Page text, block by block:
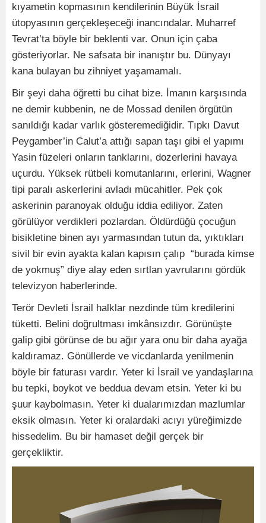
kıyametin kopmasının kendilerinin Büyük İsrail
ütopyasının gerçekleşeceği inancındalar. Muharref
Tevrat’ta böyle bir beklenti var. Onun için çaba
gösteriyorlar. Ne safsata bir inanıştır bu. Dünyayı
kana bulayan bu zihniyet yaşamamalı.
Bir şeyi daha öğretti bu cihat bize. İmanın karşısında
ne demir kubbenin, ne de Mossad denilen örgütün
sanıldığı kadar varlık gösteremediğidir. Tıpkı Davut
Peygamber’in Calut’a attığı sapan taşı gibi el yapımı
Yasin füzeleri onların tanklarını, dozerlerini havaya
uçurdu. Yüksek rütbeli komutanlarını, erlerini, Wagner
tipi paralı askerlerini avladı mücahitler. Pek çok
askerinin paranoyak olduğu iddia ediliyor. Zaten
görülüyor verdikleri pozlardan. Öldürdüğü çocuğun
bisikletine binen ayı yarmasından tutun da, yıktıkları
sivil bir evin ayakta kalan kapısın çalıp “burada kimse
de yokmuş” diye alay eden sırtlan yavrularını gördük
televizyon haberlerinde.
Terör Devleti İsrail halklar nezdinde tüm kredilerini
tüketti. Belini doğrultması imkânsızdır. Görünüşte
galip gibi görünse de bu ağır yara onu bir daha ayağa
kaldıramaz. Gönüllerde ve vicdanlarda yenilmenin
böyle bir faturası vardır. Yeter ki İsrail ve yandaşlarına
bu tepki, boykot ve beddua devam etsin. Yeter ki bu
şuur kaybolmasın. Yeter ki dualarımızdan mazlumlar
eksik olmasın. Yeter ki oralardaki acıyı yüreğimizde
hissedelim. Bu bir hamaset değil gerçek bir
gerçekliktir.